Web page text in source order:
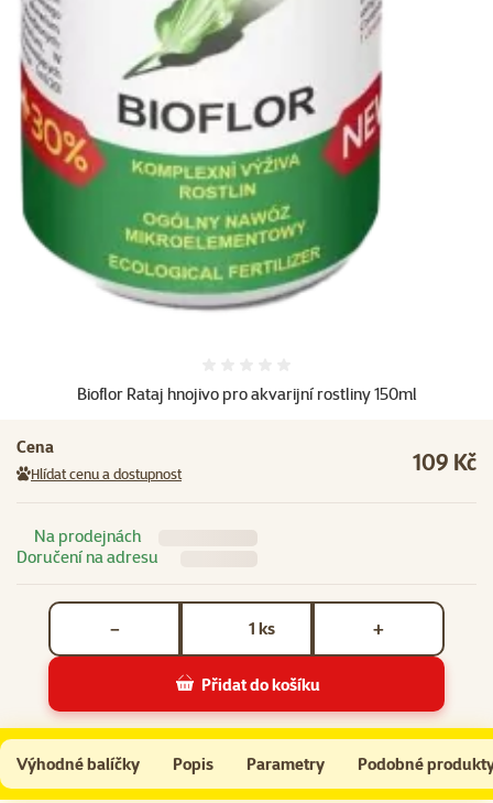
Bioflor Rataj hnojivo pro akvarijní rostliny 150ml
Cena
Hlídat cenu a dostupnost 109 Kč
Na prodejnách
Doručení na adresu
ks
− +
Přidat do košíku
Bioflor Rataj hnojivo pro akvarijní rostliny 150ml
Do košíku
Výhodné balíčky Popis Parametry Podobné
Na začátek stránky